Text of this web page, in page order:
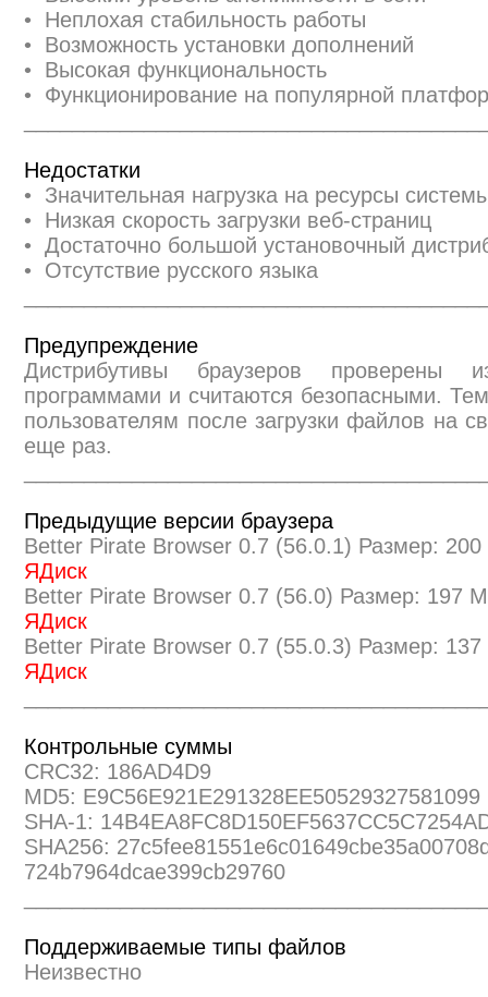
• Неплохая стабильность работы
• Возможность установки дополнений
• Высокая функциональность
• Функционирование на популярной
Недостатки
• Значительная нагрузка на ресурсы
• Низкая скорость загрузки веб-страниц
• Достаточно большой установочный
• Отсутствие русского языка
Предупреждение
Дистрибутивы браузеров проверены
программами и считаются безопасными.
пользователям после загрузки файлов на
еще раз.
Предыдущие версии браузера
Better Pirate Browser 0.7 (56.0.1) Размер:
ЯДиск
Better Pirate Browser 0.7 (56.0) Размер: 197
ЯДиск
Better Pirate Browser 0.7 (55.0.3) Размер:
ЯДиск
Контрольные суммы
CRC32: 186AD4D9
MD5: E9C56E921E291328EE50529327581099
SHA-1:
SHA256:
724b7964dcae399cb29760
Поддерживаемые типы файлов
Неизвестно